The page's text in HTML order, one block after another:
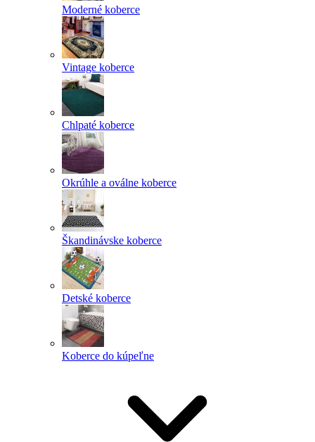
Moderné koberce
Vintage koberce
Chlpaté koberce
Okrúhle a oválne koberce
Škandinávske koberce
Detské koberce
Koberce do kúpeľne